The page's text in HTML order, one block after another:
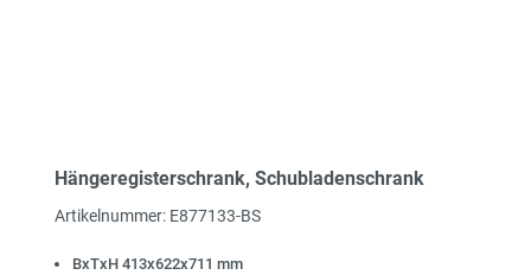
Hängeregisterschrank, Schubladenschrank
Artikelnummer: E877133-BS
BxTxH 413x622x711 mm